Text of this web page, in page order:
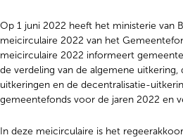
Op 1 juni 2022 heeft het ministerie van
meicirculaire 2022 van het
meicirculaire 2022 informeert
de verdeling van de algemene uitkering,
uitkeringen en de decentralisatie-
gemeentefonds voor de jaren 2022 en
In deze meicirculaire is het